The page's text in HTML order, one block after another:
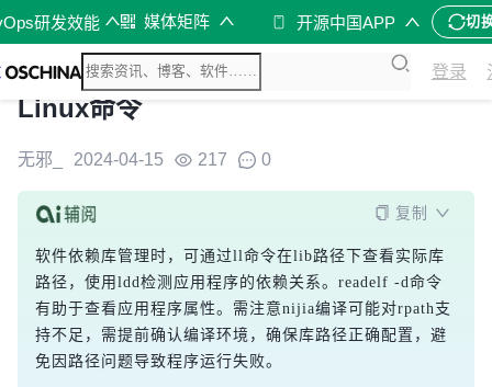
研发效能 媒体矩阵 开源中国APP 切
登录
Linux命令
无邪_ 2024-04-15 217 0
复制
软件依赖库管理时，可通过ll命令在lib路径下查看实际库
路径，使用ldd检测应用程序的依赖关系。readelf -d命令
有助于查看应用程序属性。需注意nijia编译可能对rpath支
持不足，需提前确认编译环境，确保库路径正确配置，避
免因路径问题导致程序运行失败。